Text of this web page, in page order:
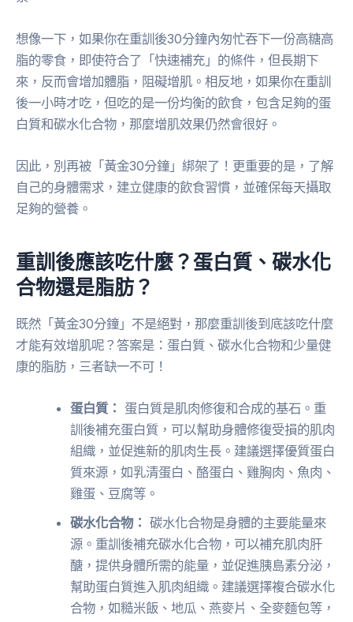
想像一下，如果你在重訓後30分鐘內匆忙吞下一份高糖高
脂的零食，即使符合了「快速補充」的條件，但長期下
來，反而會增加體脂，阻礙增肌。相反地，如果你在重訓
後一小時才吃，但吃的是一份均衡的飲食，包含足夠的蛋
白質和碳水化合物，那麼增肌效果仍然會很好。
因此，別再被「黃金30分鐘」綁架了！更重要的是，了解
自己的身體需求，建立健康的飲食習慣，並確保每天攝取
足夠的營養。
重訓後應該吃什麼？蛋白質、碳水化
合物還是脂肪？
既然「黃金30分鐘」不是絕對，那麼重訓後到底該吃什麼
才能有效增肌呢？答案是：蛋白質、碳水化合物和少量健
康的脂肪，三者缺一不可！
蛋白質： 蛋白質是肌肉修復和合成的基石。重
訓後補充蛋白質，可以幫助身體修復受損的肌肉
組織，並促進新的肌肉生長。建議選擇優質蛋白
質來源，如乳清蛋白、酪蛋白、雞胸肉、魚肉、
雞蛋、豆腐等。
碳水化合物： 碳水化合物是身體的主要能量來
源。重訓後補充碳水化合物，可以補充肌肉肝
醣，提供身體所需的能量，並促進胰島素分泌，
幫助蛋白質進入肌肉組織。建議選擇複合碳水化
合物，如糙米飯、地瓜、燕麥片、全麥麵包等，